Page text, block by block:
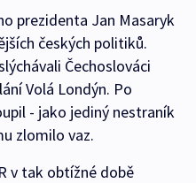
prezidenta Jan Masaryk
českých politiků.
Čechoslováci
Volá Londýn. Po
- jako jediný nestraník
zlomilo vaz.
v tak obtížné době